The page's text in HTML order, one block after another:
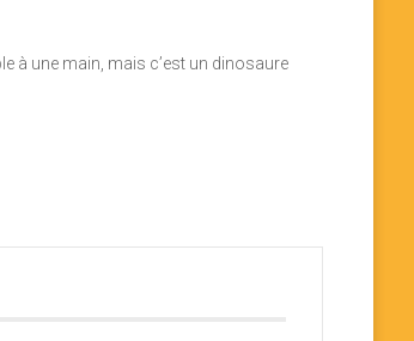
à une main, mais c’est un dinosaure